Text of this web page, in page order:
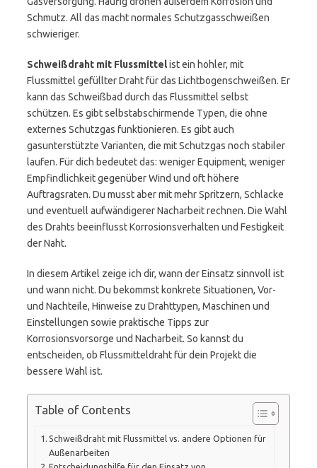
Schmutz. All das macht normales Schutzgasschweißen
schwieriger.
Schweißdraht mit Flussmittelist ein hohler, mit
Flussmittel gefüllter Draht für das Lichtbogenschweißen. Er
kann das Schweißbad durch das Flussmittel selbst
schützen. Es gibt selbstabschirmende Typen, die ohne
externes Schutzgas funktionieren. Es gibt auch
gasunterstützte Varianten, die mit Schutzgas noch stabiler
laufen. Für dich bedeutet das: weniger Equipment, weniger
Empfindlichkeit gegenüber Wind und oft höhere
Auftragsraten. Du musst aber mit mehr Spritzern, Schlacke
und eventuell aufwändigerer Nacharbeit rechnen. Die Wahl
des Drahts beeinflusst Korrosionsverhalten und Festigkeit
der Naht.
In diesem Artikel zeige ich dir, wann der Einsatz sinnvoll ist
und wann nicht. Du bekommst konkrete Situationen, Vor-
und Nachteile, Hinweise zu Drahttypen, Maschinen und
Einstellungen sowie praktische Tipps zur
Korrosionsvorsorge und Nacharbeit. So kannst du
entscheiden, ob Flussmitteldraht für dein Projekt die
bessere Wahl ist.
Table of Contents
Schweißdraht mit Flussmittel vs. andere Optionen für
Außenarbeiten